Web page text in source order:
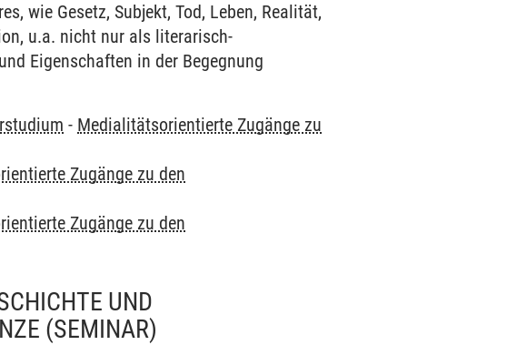
wie Gesetz, Subjekt, Tod, Leben, Realität,
u.a. nicht nur als literarisch-
Eigenschaften in der Begegnung
- Medialitätsorientierte Zugänge zu
Zugänge zu den
Zugänge zu den
UND
(SEMINAR)